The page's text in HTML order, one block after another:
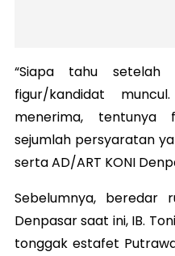
“Siapa tahu
figur/kandidat
menerima, tentunya
sejumlah persyaratan
serta AD/ART KONI
Sebelumnya, beredar
Denpasar saat ini, IB.
tonggak estafet